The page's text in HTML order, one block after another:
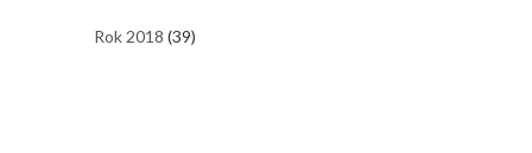
Rok 2018 (39)